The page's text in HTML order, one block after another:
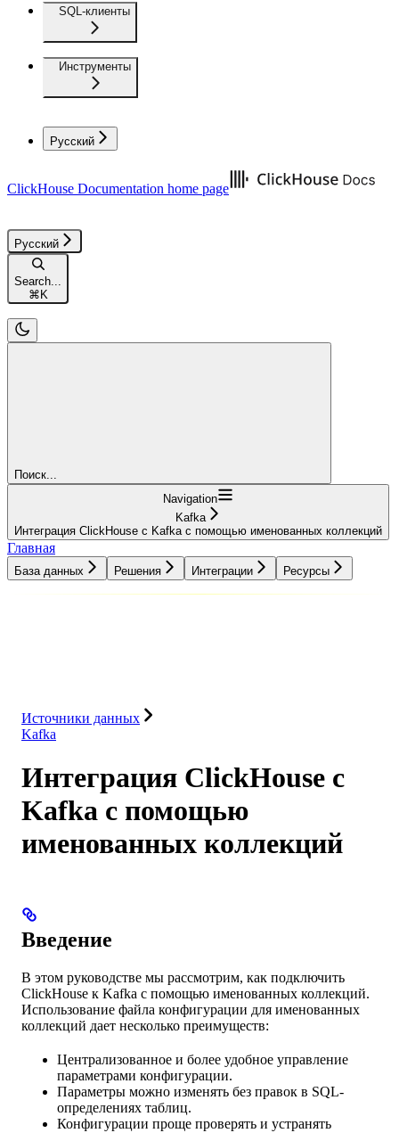
SQL-клиенты
Инструменты
Русский
ClickHouse Documentation home page
Русский
Search...
⌘ K
Поиск...
Navigation
Kafka
Интеграция ClickHouse с Kafka с помощью именованных коллекций
Главная
База данных Решения Интеграции Ресурсы
Источники данных
Kafka
Интеграция ClickHouse с
Kafka с помощью
именованных коллекций
Введение
В этом руководстве мы рассмотрим, как подключить
ClickHouse к Kafka с помощью именованных коллекций.
Использование файла конфигурации для именованных
коллекций дает несколько преимуществ:
Централизованное и более удобное управление
параметрами конфигурации.
Параметры можно изменять без правок в SQL-
определениях таблиц.
Конфигурации проще проверять и устранять